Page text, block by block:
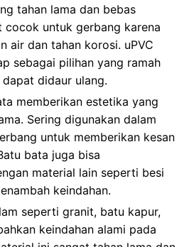
tahan lama dan bebas
cocok untuk gerbang karena
air dan tahan korosi. uPVC
sebagai pilihan yang ramah
didaur ulang.
memberikan estetika yang
Sering digunakan dalam
untuk memberikan kesan
bata juga bisa
material lain seperti besi
keindahan.
seperti granit, batu kapur,
keindahan alami pada